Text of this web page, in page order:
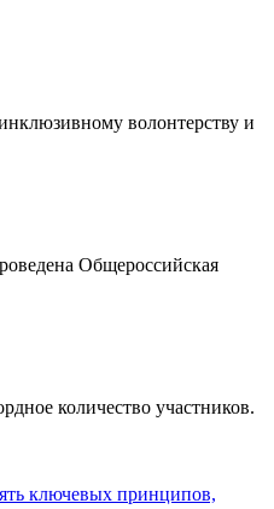
волонтерству и
Общероссийская
количество участников.
ключевых принципов,